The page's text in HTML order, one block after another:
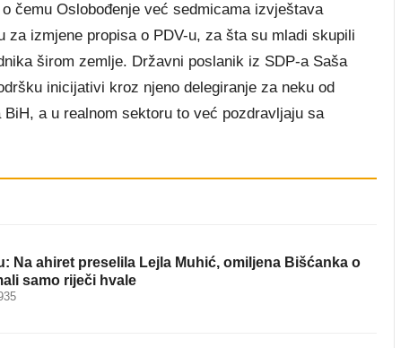
čemu Oslobođenje već sedmicama izvještava
za izmjene propisa o PDV-u, za šta su mladi skupili
širom zemlje. Državni poslanik iz SDP-a Saša
inicijativi kroz njeno delegiranje za neku od
BiH, a u realnom sektoru to već pozdravljaju sa
Na ahiret preselila Lejla Muhić, omiljena Bišćanka o
samo riječi hvale